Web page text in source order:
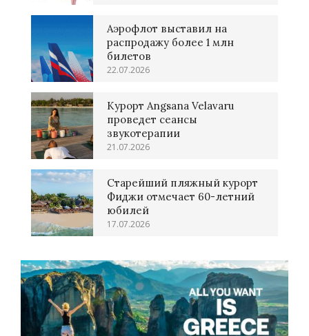
Аэрофлот выставил на
распродажу более 1 млн
билетов
22.07.2026
Курорт Angsana Velavaru
проведет сеансы
звукотерапии
21.07.2026
Старейший пляжный курорт
Фиджи отмечает 60-летний
юбилей
17.07.2026